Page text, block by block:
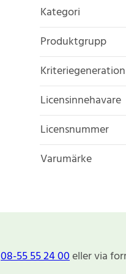
Kategori
Produktgrupp
Kriteriegeneration
Licensinnehavare
Licensnummer
Varumärke
08-55 55 24 00eller via